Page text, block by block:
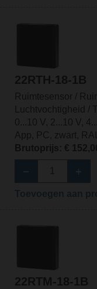
22RTH-18-1B
Ruimtesensor /
Luchtvochtigheid /
0...10 V, 2...10 V,
App, PC, zwart,
Brutoprijs: €
22RTM-18-1B